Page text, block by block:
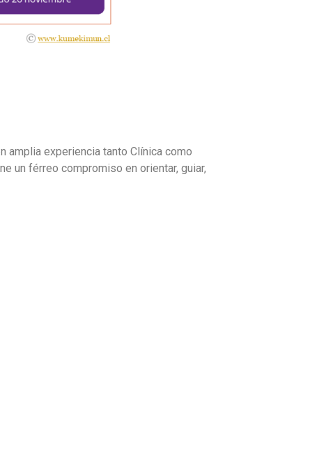
amplia experiencia tanto Clínica como
un férreo compromiso en orientar, guiar,